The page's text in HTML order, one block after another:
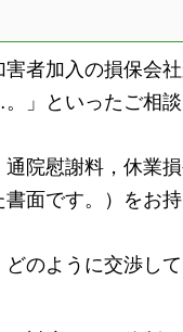
者加入の損保会
」といったご相
院慰謝料，休業
面です。）をお
のように交渉し